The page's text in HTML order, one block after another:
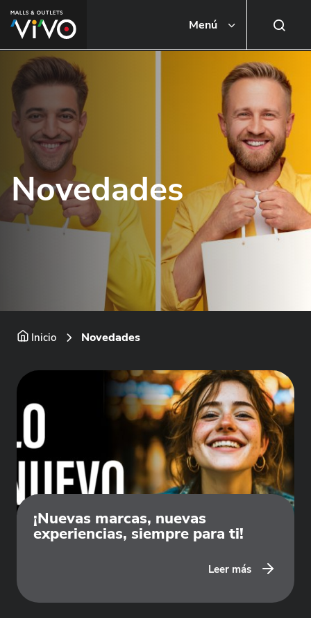
Menú
Busca una tienda o local
Novedades
Inicio Novedades
¡Nuevas marcas, nuevas
experiencias, siempre para ti!
Leer más